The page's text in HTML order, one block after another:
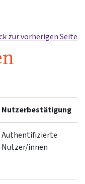
zur vorherigen Seite
Nutzerbestätigung
Authentifizierte
Nutzer/innen